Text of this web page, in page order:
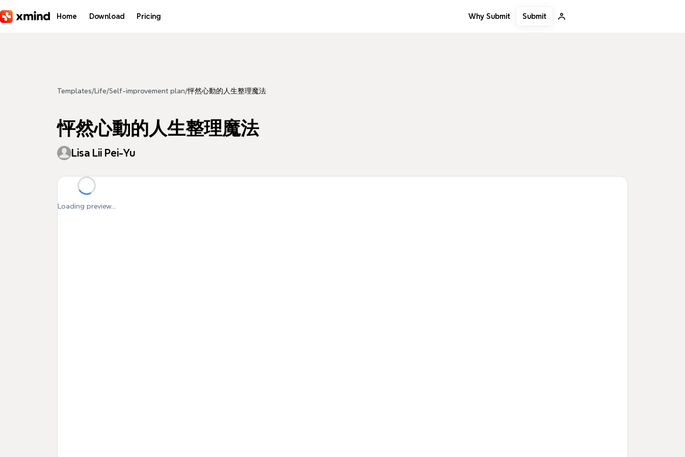
Home Download Pricing Why Submit Submit
Templates/ Life/Self-improvement plan/怦然心動的人生整理魔法
怦然心動的人生整理魔法
Lisa Lii Pei-Yu
Loading preview...